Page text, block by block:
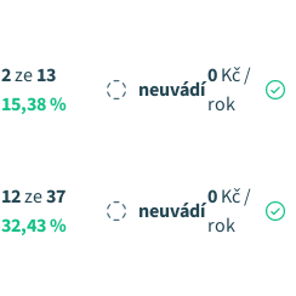
2ze13
15,38 %
neuvádí
0Kč /
rok
12ze37
32,43 %
neuvádí
0Kč /
rok